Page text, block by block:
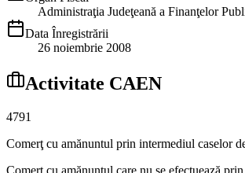
Administraţia Judeţeană a Finanţelor
Data Înregistrării
26 noiembrie 2008
Activitate CAEN
4791
Comerţ cu amănuntul prin intermediul caselor
Comerţ cu amănuntul care nu se efectuează